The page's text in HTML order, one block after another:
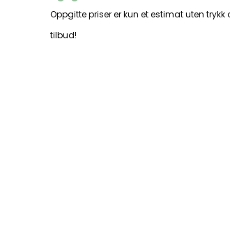
Oppgitte priser er kun et estimat uten
tilbud!